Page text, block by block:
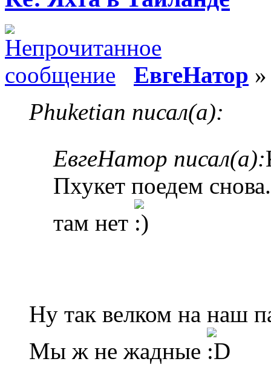
ЕвгеНатор
Phuketian писал(а):
ЕвгеНатор писал(а):
Пхукет поедем
там нет
Ну так велком на наш
Мы ж не жадные